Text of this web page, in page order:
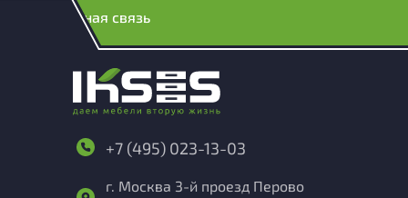
Обратная связь
+7 (495) 023-13-03
г. Москва 3-й проезд Перово